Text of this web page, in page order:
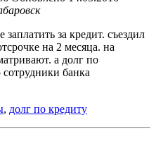
за кредит. съездил
на 2 месяца. на
а долг по
банка
, долг по кредиту